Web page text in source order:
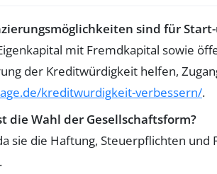
sind für
mit Fremdkapital sowie
der Kreditwürdigkeit helfen,
kreditwurdigkeit-verbessern/.
die Wahl der Gesellschaftsform?
sie die Haftung, Steuerpflichten